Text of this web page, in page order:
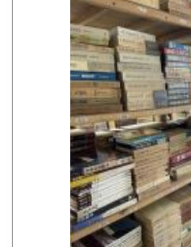
800円
800円
800円
1,500円